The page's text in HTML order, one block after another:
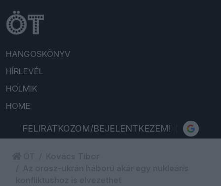
HANGOSKÖNYV
HÍRLEVÉL
HOLMIK
HOME
FELIRATKOZOM/BEJELENTKEZEM!